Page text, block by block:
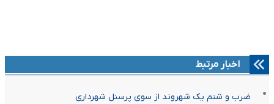
اخبار مرتبط
ضرب و شتم یک شهروند از سوی پرسنل شهرداری